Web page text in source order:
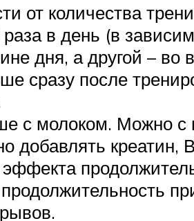
от количества
в день (в
дня, а другой – во
сразу после
с молоком. Можно с
добавлять креатин,